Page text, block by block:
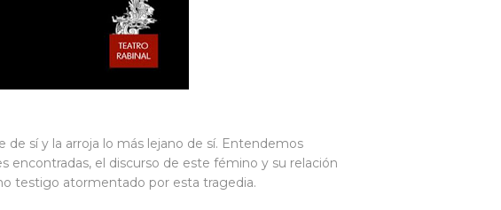
sí y la arroja lo más lejano de sí. Entendemos
encontradas, el discurso de este fémino y su relación
testigo atormentado por esta tragedia.